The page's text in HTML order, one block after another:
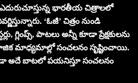
ఎదురుచూస్తున్న భారతీయ చిత్రాలలో
‘ఓజీ’ చిత్రం నుండి
గ్లింప్స్, పాటలు అన్నీ కూడా ప్రేక్షకులను
మాధ్యమాల్లో సంచలనం సృష్టించాయి.
అదే బాటలో పయనిస్తూ సంచలనం